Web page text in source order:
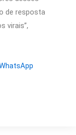
de resposta
virais”,